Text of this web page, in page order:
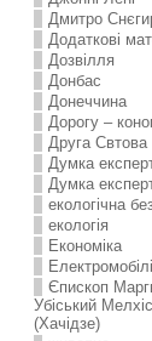
Дмитро
Додаткові
Дозвілля
Донбас
Донеччина
Дорогу –
Друга Свтова
Думка
Думка
екологічна
екологія
Економіка
Електромобілі
Єпископ
Убіський
(Хачідзе)